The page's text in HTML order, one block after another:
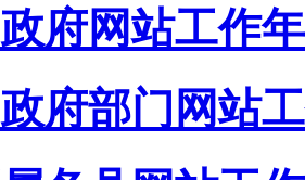
府网站工作
府部门网站